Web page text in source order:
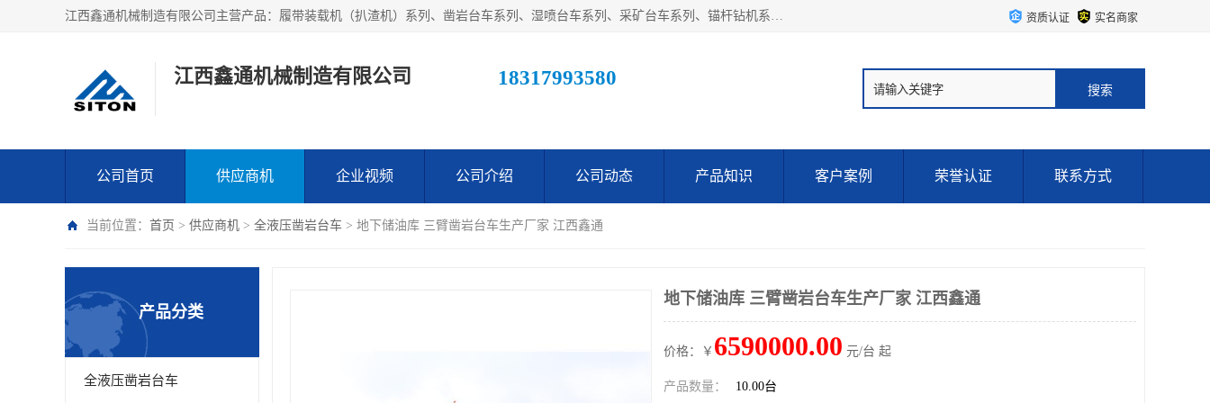
江西鑫通机械制造有限公司主营产品：履带装载机（扒渣机）系列、凿岩台车系列、湿喷台车系列、采矿台车系列、锚杆钻机系列、梭式矿车系列、电机车系列、砼搅拌运输车系列及后配套系列。公司在不断提升自身技术研发能力的同时引进德国、瑞典等国外先进技术和工艺，广泛征询用户意见，扬长避短，日趋完善和成熟，赢得了广大用户的青睐。 资质认证 实名商家
江西鑫通机械制造有限公司 18317993580
公司首页 供应商机 企业视频 公司介绍 公司动态 产品知识 客户案例 荣誉认证 联系方式
当前位置： 首页 > 供应商机 > 全液压凿岩台车 > 地下储油库 三臂凿岩台车生产厂家 江西鑫通
产品分类
全液压凿岩台车
地下储油库 三臂凿岩台车生产厂家 江西鑫通
价格：￥ 6590000.00 元/台 起
产品数量： 10.00台